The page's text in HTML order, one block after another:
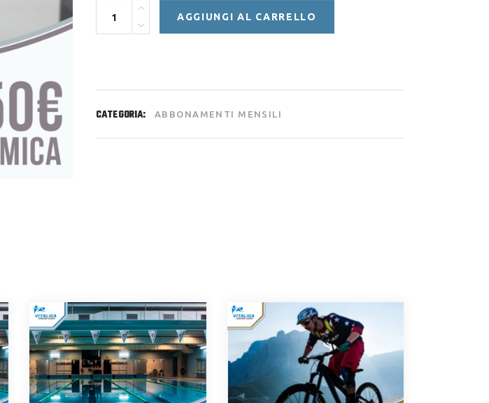
AGGIUNGI AL CARRELLO
CATEGORIA: ABBONAMENTI MENSILI